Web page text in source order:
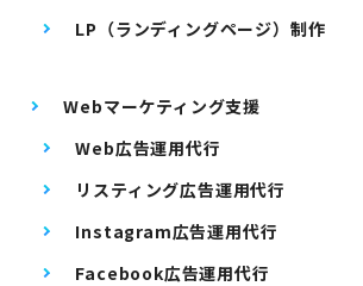
LP（ランディングページ）制作
Webマーケティング支援
Web広告運用代行
リスティング広告運用代行
Instagram広告運用代行
Facebook広告運用代行